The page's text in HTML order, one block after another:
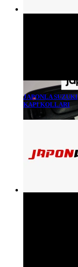
JAPONLA SUZUKI
KAPI KOLLARI